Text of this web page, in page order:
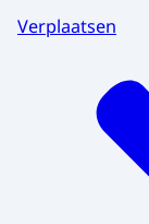
Verplaatsen